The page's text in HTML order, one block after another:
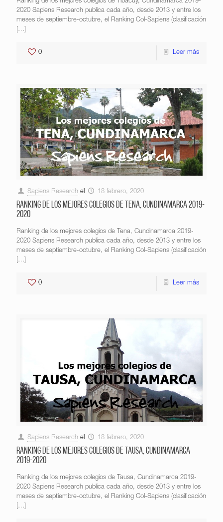
2020 Sapiens Research publica cada año, desde 2013 y entre los
meses de septiembre-octubre, el Ranking Col-Sapiens (clasificación
[…]
0 Leer más
Sapiens Research el 18 febrero, 2020
Ranking de los mejores colegios de Tena, Cundinamarca 2019-
2020
Ranking de los mejores colegios de Tena, Cundinamarca 2019-
2020 Sapiens Research publica cada año, desde 2013 y entre los
meses de septiembre-octubre, el Ranking Col-Sapiens (clasificación
[…]
0 Leer más
Sapiens Research el 18 febrero, 2020
Ranking de los mejores colegios de Tausa, Cundinamarca
2019-2020
Ranking de los mejores colegios de Tausa, Cundinamarca 2019-
2020 Sapiens Research publica cada año, desde 2013 y entre los
meses de septiembre-octubre, el Ranking Col-Sapiens (clasificación
[…]